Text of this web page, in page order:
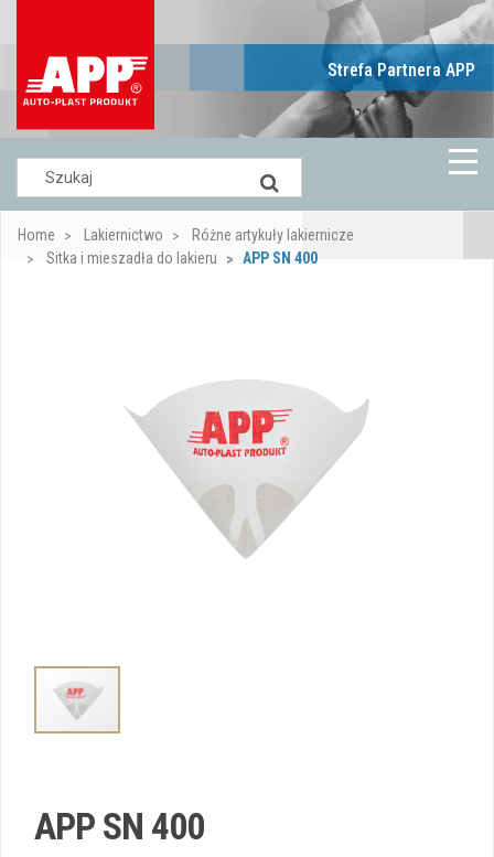
Strefa Partnera APP
Home Lakiernictwo
Różne artykuły lakiernicze
Sitka i mieszadła do lakieru
APP SN 400
APP SN 400